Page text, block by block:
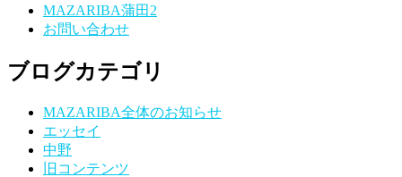
MAZARIBA蒲田2
お問い合わせ
ブログカテゴリ
MAZARIBA全体のお知らせ
エッセイ
中野
旧コンテンツ